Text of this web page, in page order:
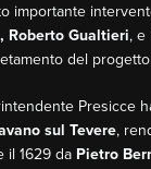
importante
Roberto Gualtieri, e
del
Presicce
sul Tevere,
il 1629 da Pietro